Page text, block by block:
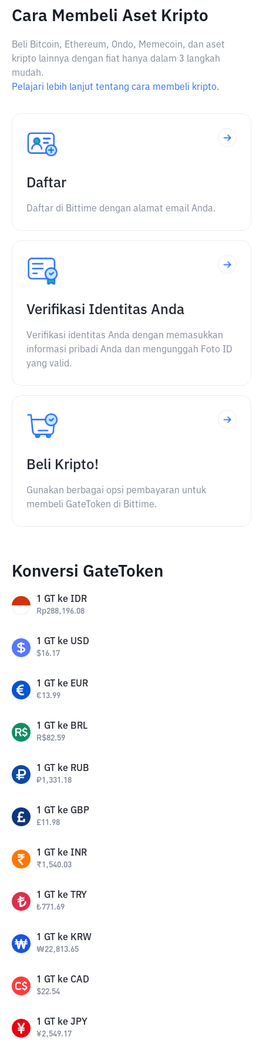
Cara Membeli Aset Kripto
Beli Bitcoin, Ethereum, Ondo, Memecoin, dan aset
kripto lainnya dengan fiat hanya dalam 3 langkah
mudah.
Pelajari lebih lanjut tentang cara membeli kripto.
Daftar
Daftar di Bittime dengan alamat email Anda.
Verifikasi Identitas Anda
Verifikasi identitas Anda dengan memasukkan
informasi pribadi Anda dan mengunggah Foto ID
yang valid.
Beli Kripto!
Gunakan berbagai opsi pembayaran untuk
membeli GateToken di Bittime.
Konversi GateToken
1 GT ke IDR
Rp288,196.08
1 GT ke USD
$16.17
1 GT ke EUR
€13.99
1 GT ke BRL
R$82.59
1 GT ke RUB
₽1,331.18
1 GT ke GBP
£11.98
1 GT ke INR
₹1,540.03
1 GT ke TRY
₺771.69
1 GT ke KRW
₩22,813.65
1 GT ke CAD
$22.54
1 GT ke JPY
¥2,549.17